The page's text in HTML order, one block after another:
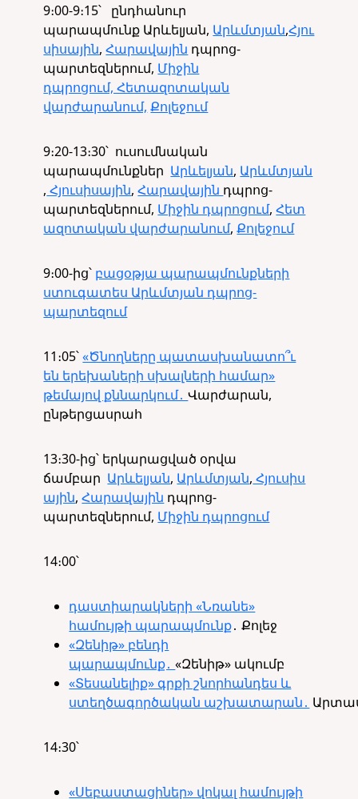
9։00-9։15՝ ընդհանուր
պարապմունք Արևելյան, Արևմտյան,Հյու
սիսային,Հարավային դպրոց-
պարտեզներում, Միջին
դպրոցում, Հետազոտական
վարժարանում, Քոլեջում
9։20-13։30՝ ուսումնական
պարապմունքներ Արևելյան, Արևմտյան
, Հյուսիսային,Հարավային դպրոց-
պարտեզներում, Միջին դպրոցում,Հետ
ազոտական վարժարանում,Քոլեջում
9։00-ից՝ բացօթյա պարապմունքների
ստուգատես Արևմտյան դպրոց-
պարտեզում
11։05՝«Ծնողները պատասխանատո՞ւ
են երեխաների սխալների համար»
թեմայով քննարկում․Վարժարան,
ընթերցասրահ
13։30-ից՝ երկարացված օրվա
ճամբար Արևելյան, Արևմտյան, Հյուսիս
ային,Հարավային դպրոց-
պարտեզներում, Միջին դպրոցում
14։00՝
դաստիարակների «Նռանե»
համույթի պարապմունք․ Քոլեջ
«Զենիթ» բենդի
պարապմունք․«Զենիթ» ակումբ
«Տեսանելիք» գրքի շնորհանդես և
ստեղծագործական աշխատարան․
14։30՝
«Սեբաստացիներ» վոկալ համույթի